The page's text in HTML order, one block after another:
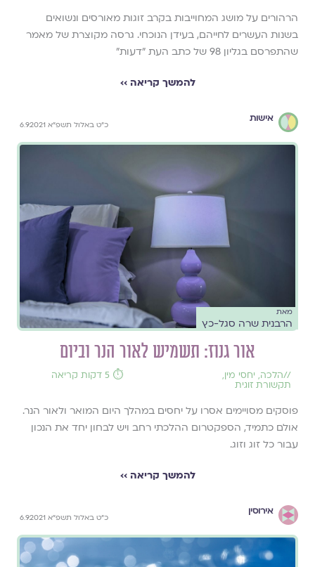
הרהורים על מושג המחוייבות בקרב זוגות מאורסים ונשואים
בשנות העשרים לחייהם, בעידן הנוכחי. גרסה מקוצרת של מאמר
שהתפרסם בגליון 98 של כתב העת ״דעות״
להמשך קריאה ››
אישות
כ״ט באלול תשפ״א 6.9.2021
מאת
הרבנית שרה סגל-כץ
אור גנוז: תשמיש לאור הנר וביום
//הלכה, יחסי מין,
תקשורת זוגית
⏱️ 5 דקות קריאה
פוסקים מסויימים אסרו על יחסים במהלך היום המואר ולאור הנר.
אולם כתמיד, הספקטרום ההלכתי רחב ויש לבחון יחד את הנכון
עבור כל זוג וזוג.
להמשך קריאה ››
אירוסין
כ״ט באלול תשפ״א 6.9.2021